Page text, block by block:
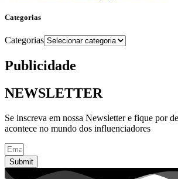
Categorias
Categorias
Publicidade
NEWSLETTER
Se inscreva em nossa Newsletter e fique por
acontece no mundo dos influenciadores
Submit